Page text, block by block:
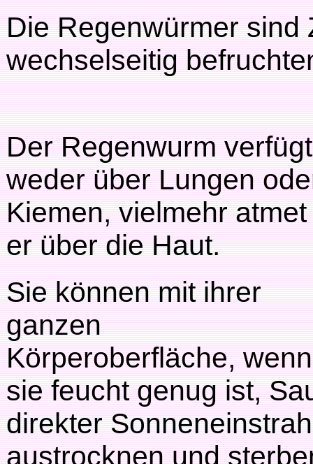
Die Regenwürmer sind
wechselseitig
Der Regenwurm verfügt
weder über Lungen
Kiemen, vielmehr atmet
er über die Haut.
Sie können mit ihrer
ganzen
Körperoberfläche, wenn
sie feucht genug ist,
direkter
austrocknen und